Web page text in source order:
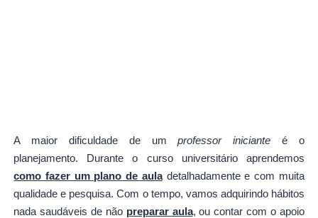
A maior dificuldade de umprofessor iniciante é o
planejamento. Durante o curso universitário aprendemos
como fazer um plano de auladetalhadamente e com muita
qualidade e pesquisa. Com o tempo, vamos adquirindo hábitos
nada saudáveis de não preparar aula, ou contar com o apoio